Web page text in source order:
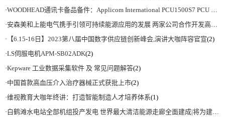
·WOODHEAD通讯卡备品备件：Applicom International PCU1500S7 PCU 1500 S7 V4.5.0
·安森美和上能电气携手引领可持续能源应用的发展 两家公司合作开发高性能储能和太阳能组串式逆变器方案 以实现可持续的未来
· 【6.15-16日】2023第八届中国数字供应链创新峰会,演讲大咖阵容官宣(2)
·LS伺服电机APM-SB02ADK(2)
·Kepware 工业数据采集软件 及 常见问题解答(2)
·中国首款高血压介入治疗器械正式获批上市(2)
·维视教育大咖年终讲：打造智能制造人才培养体系(1)
·白鹤滩水电站全部机组投产发电 世界最大清洁能源走廊全面建成|将为建设新型能源体系、保障国家能源安全、实现“双碳”目标提供有力支撑